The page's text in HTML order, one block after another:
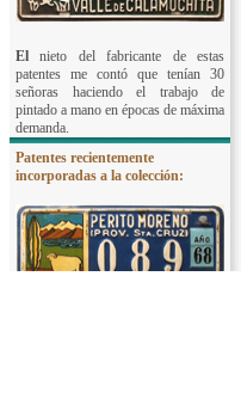
El nieto del fabricante de estas
patentes me contó que tenían 30
señoras haciendo el trabajo de
pintado a mano en épocas de máxima
demanda.
Patentes recientemente
incorporadas a la colección: